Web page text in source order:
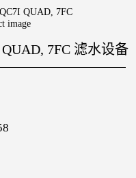
7FC 滤水设备